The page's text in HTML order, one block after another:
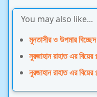
You may also like...
মুনতাসীর ও উপমার
নুরজাহান রাহাত এর
নুরজাহান রাহাত এর